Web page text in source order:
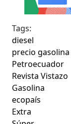
Tags:
diesel
precio gasolina
Petroecuador
Revista Vistazo
Gasolina
ecopaís
Extra